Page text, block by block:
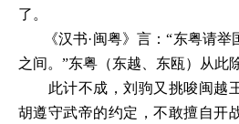
了。
《汉书·闽粤》言：“东粤请
之间。”东粤（东越、东瓯）从此
此计不成，刘驹又挑唆闽越
胡遵守武帝的约定，不敢擅自开